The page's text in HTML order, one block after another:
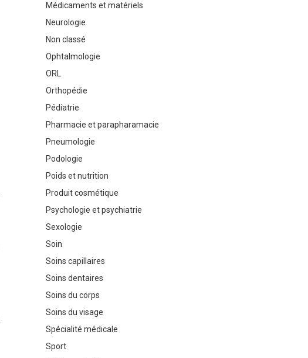
Médicaments et matériels
Neurologie
Non classé
Ophtalmologie
ORL
Orthopédie
Pédiatrie
Pharmacie et parapharamacie
Pneumologie
Podologie
Poids et nutrition
Produit cosmétique
Psychologie et psychiatrie
Sexologie
Soin
Soins capillaires
Soins dentaires
Soins du corps
Soins du visage
Spécialité médicale
Sport